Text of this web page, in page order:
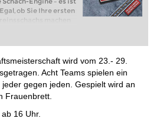
ob Sie Ihre ersten
machen
spielen: Mit
intelligenter und
wird vom 23.- 29.
Acht Teams spielen ein
gegen jeden. Gespielt wird an
Frauenbrett.
16 Uhr.